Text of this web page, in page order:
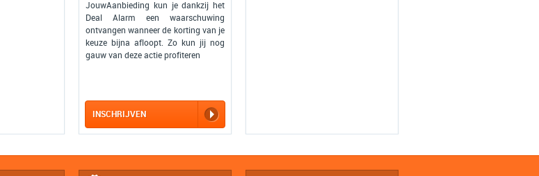
JouwAanbieding kun je dankzij het
Deal Alarm een waarschuwing
ontvangen wanneer de korting van je
keuze bijna afloopt. Zo kun jij nog
gauw van deze actie profiteren
INSCHRIJVEN